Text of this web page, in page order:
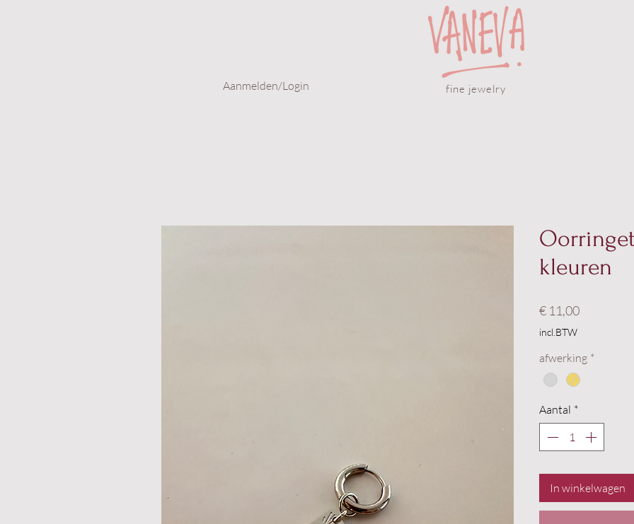
Aanmelden/Login fine jewelry
kleuren
€ 11,00Prijs
incl.BTW
afwerking *
Aantal *
In winkelwagen